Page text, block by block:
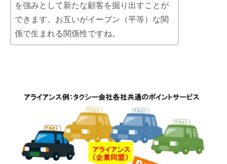
を強みとして新たな顧客を掘り出すことが
できます。お互いがイーブン（平等）な関
係で生まれる関係性ですね。